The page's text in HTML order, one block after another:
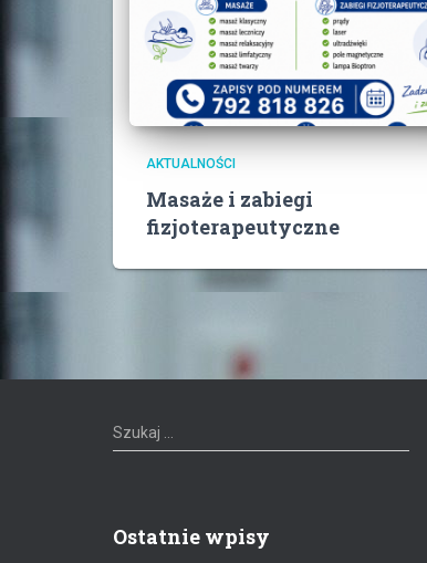
AKTUALNOŚCI
Masaże i zabiegi
fizjoterapeutyczne
S
z
j
Szukaj …
Ostatnie wpisy